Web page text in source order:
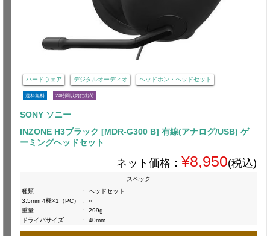
ハードウェア デジタルオーディオ ヘッドホン・ヘッドセット
送料無料 24時間以内に出荷
SONY ソニー
INZONE H3ブラック [MDR-G300 B] 有線(アナログ/USB) ゲ
ーミングヘッドセット
ネット価格： ¥8,950(税込)
スペック
種類
:
ヘッドセット
3.5mm 4極×1（PC）
:
○
重量
:
299g
ドライバサイズ
: 40mm